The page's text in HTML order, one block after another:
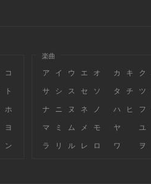
コ
ト
ホ
ヨ
ン
楽曲
ア イ ウ エ オ カ キ ク
サ シ ス セ ソ タ チ ツ
ナ ニ ヌ ネ ノ ハ ヒ フ
マ ミ ム メ モ ヤ ユ
ラ リ ル レ ロ ワ ヲ